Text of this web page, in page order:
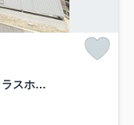
サクセスⅤ 刈谷市近郊の賃貸ならクラスホーム刈谷